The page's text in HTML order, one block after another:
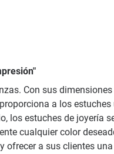
Con sus
a los
los estuches de joyería
cualquier color
a sus clientes